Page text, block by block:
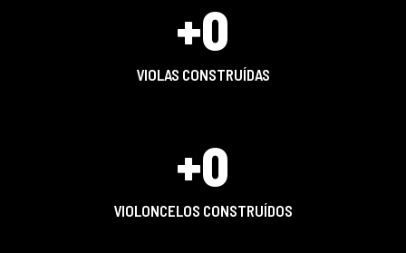
VIOLAS CONSTRUÍDAS
+0
VIOLONCELOS CONSTRUÍDOS
+0